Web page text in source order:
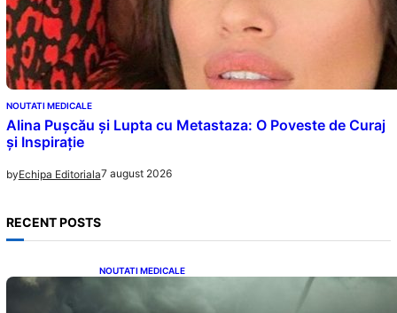
NOUTATI MEDICALE
Alina Pușcău și Lupta cu Metastaza: O Poveste de Curaj
și Inspirație
byEchipa Editoriala7 august 2026
RECENT POSTS
NOUTATI MEDICALE
România în fața unei veri extreme: Canicula
și efectele sale devastatoare în august